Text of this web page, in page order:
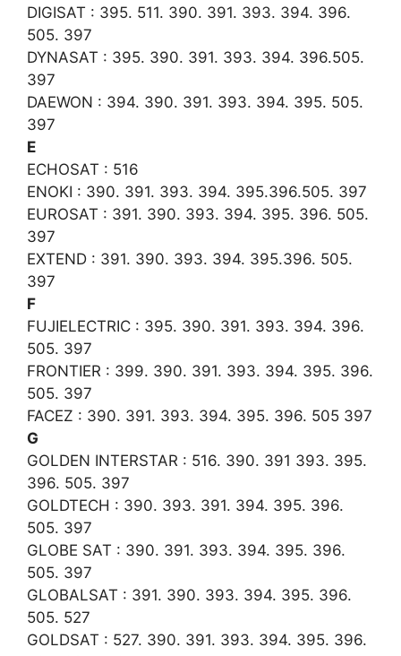
DIGISAT : 395. 511. 390. 391. 393. 394. 396.
505. 397
DYNASAT : 395. 390. 391. 393. 394. 396.505.
397
DAEWON : 394. 390. 391. 393. 394. 395. 505.
397
E
ECHOSAT : 516
ENOKI : 390. 391. 393. 394. 395.396.505. 397
EUROSAT : 391. 390. 393. 394. 395. 396. 505.
397
EXTEND : 391. 390. 393. 394. 395.396. 505.
397
F
FUJIELECTRIC : 395. 390. 391. 393. 394. 396.
505. 397
FRONTIER : 399. 390. 391. 393. 394. 395. 396.
505. 397
FACEZ : 390. 391. 393. 394. 395. 396. 505 397
G
GOLDEN INTERSTAR : 516. 390. 391 393. 395.
396. 505. 397
GOLDTECH : 390. 393. 391. 394. 395. 396.
505. 397
GLOBE SAT : 390. 391. 393. 394. 395. 396.
505. 397
GLOBALSAT : 391. 390. 393. 394. 395. 396.
505. 527
GOLDSAT : 527. 390. 391. 393. 394. 395. 396.